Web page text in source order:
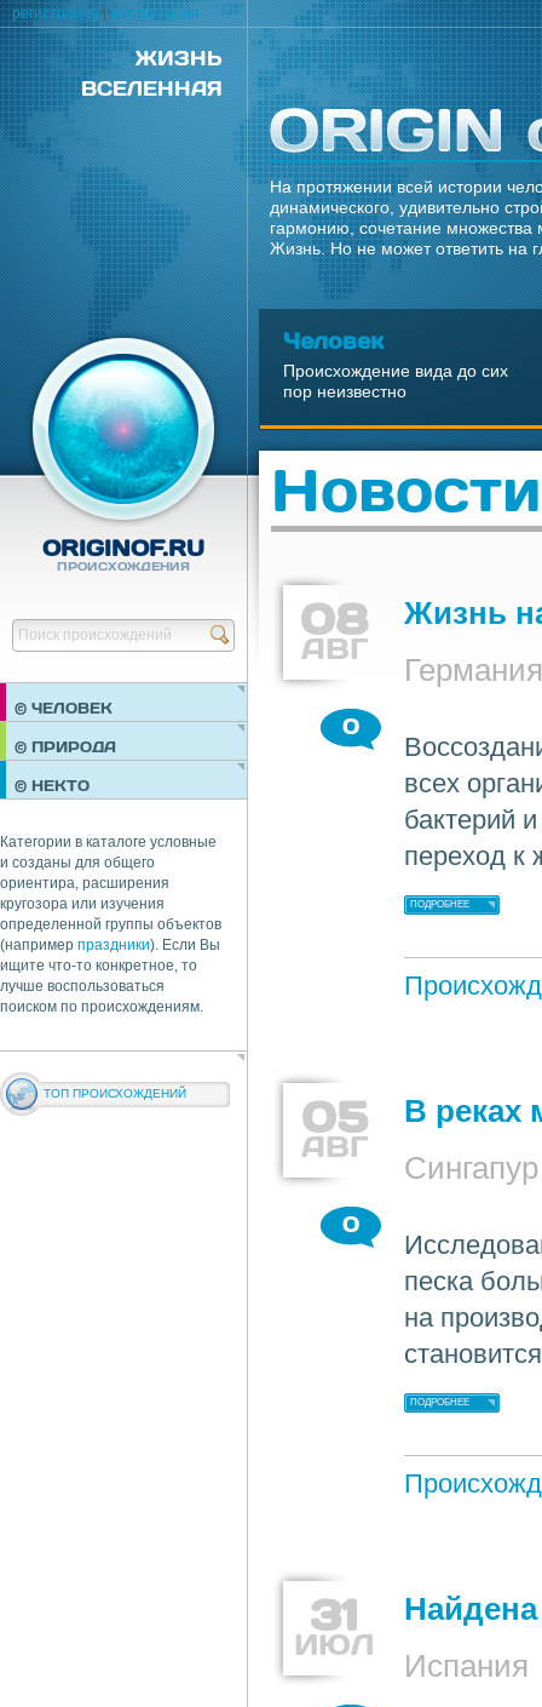
ЖИЗНЬ
ВСЕЛЕННАЯ
На протяжении всей истории
динамического, удивительно
гармонию, сочетание множества
Жизнь. Но не может ответить на
Человек
Происхождение вида до сих
пор неизвестно
ORIGINOF.RU
ПРОИСХОЖДЕНИЯ
Найти
© ЧЕЛОВЕК
ПРАЗДНИКИ
ОБЩЕСТВО
© ПРИРОДА
© НЕКТО
Категории в каталоге условные
и созданы для общего
ориентира, расширения
кругозора или изучения
определенной группы объектов
(например праздники). Если Вы
ищите что-то конкретное, то
лучше воспользоваться
поиском по происхождениям.
ТОП ПРОИСХОЖДЕНИЙ
Новости
08
АВГ
Жизнь
Германия
0
всех
бактерий
переход к
ПОДРОБНЕЕ
05
АВГ
В реках
Сингапур
0
песка
на
ПОДРОБНЕЕ
31
ИЮЛ
Испания
регистрация|авторизация